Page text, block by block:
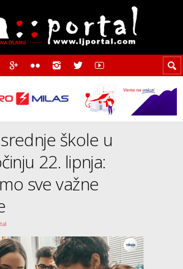
škole u
22. lipnja:
sve važne